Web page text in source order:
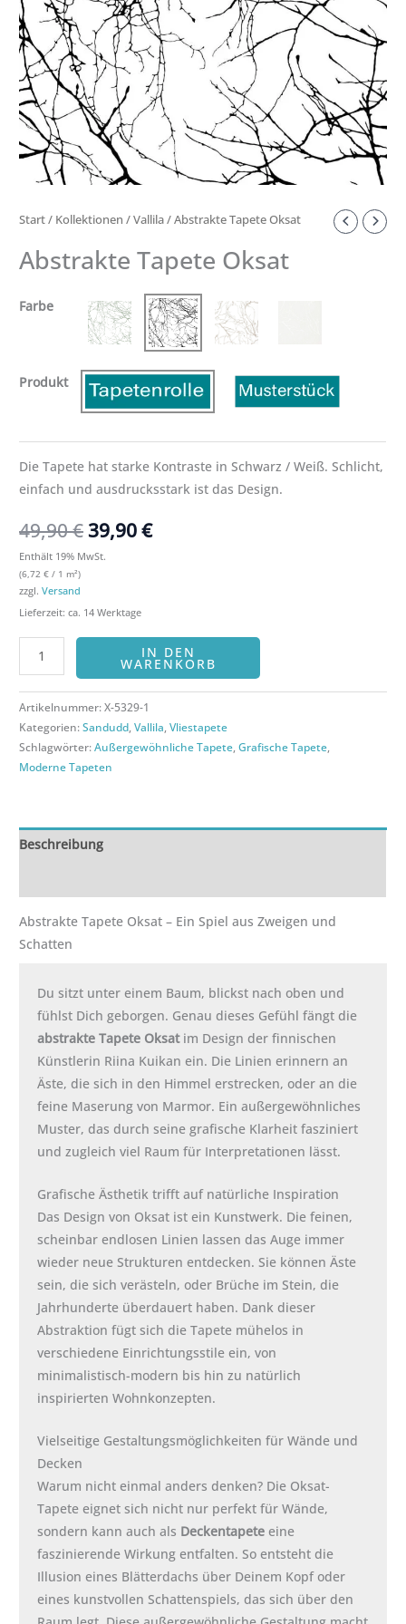
Start/ Kollektionen /Vallila/ Abstrakte Tapete Oksat
Abstrakte Tapete Oksat
Farbe
Produkt
Die Tapete hat starke Kontraste in Schwarz / Weiß. Schlicht,
einfach und ausdrucksstark ist das Design.
49,90€ 39,90€
Enthält 19% MwSt.
(6,72€ / 1 m²)
zzgl.Versand
Lieferzeit: ca. 14 Werktage
IN DEN
WARENKORB
Artikelnummer:X-5329-1
Kategorien:Sandudd,Vallila,Vliestapete
Schlagwörter:Außergewöhnliche Tapete,Grafische Tapete,
Moderne Tapeten
Beschreibung
Abstrakte Tapete Oksat – Ein Spiel aus Zweigen und
Schatten
Du sitzt unter einem Baum, blickst nach oben und
fühlst Dich geborgen. Genau dieses Gefühl fängt die
abstrakte Tapete Oksatim Design der finnischen
Künstlerin Riina Kuikan ein. Die Linien erinnern an
Äste, die sich in den Himmel erstrecken, oder an die
feine Maserung von Marmor. Ein außergewöhnliches
Muster, das durch seine grafische Klarheit fasziniert
und zugleich viel Raum für Interpretationen lässt.
Grafische Ästhetik trifft auf natürliche Inspiration
Das Design von Oksat ist ein Kunstwerk. Die feinen,
scheinbar endlosen Linien lassen das Auge immer
wieder neue Strukturen entdecken. Sie können Äste
sein, die sich verästeln, oder Brüche im Stein, die
Jahrhunderte überdauert haben. Dank dieser
Abstraktion fügt sich die Tapete mühelos in
verschiedene Einrichtungsstile ein, von
minimalistisch-modern bis hin zu natürlich
inspirierten Wohnkonzepten.
Vielseitige Gestaltungsmöglichkeiten für Wände und
Decken
Warum nicht einmal anders denken? Die Oksat-
Tapete eignet sich nicht nur perfekt für Wände,
sondern kann auch als Deckentapete eine
faszinierende Wirkung entfalten. So entsteht die
Illusion eines Blätterdachs über Deinem Kopf oder
eines kunstvollen Schattenspiels, das sich über den